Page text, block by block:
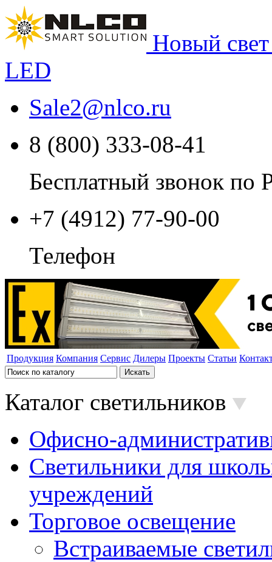
Новый
LED
Sale2@nlco.ru
8 (800) 333-08-41
Бесплатный звонок по
+7 (4912) 77-90-00
Телефон
Продукция Компания Сервис Дилеры Проекты Статьи
Каталог светильников
Офисно-
Светильники для
учреждений
Торговое освещение
Встраиваемые